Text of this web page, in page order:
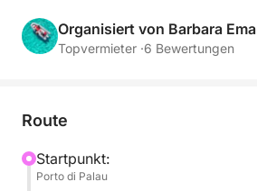
spektakuläre Ausblicke auf die
Archipels. Die Granitfelsen
Entspannen, für unvergessliche
Ein Aperitif an Bord begleitet die
Organisiert von Barbara
Topvermieter ·6 Bewertungen
Route
Startpunkt:
Porto di Palau